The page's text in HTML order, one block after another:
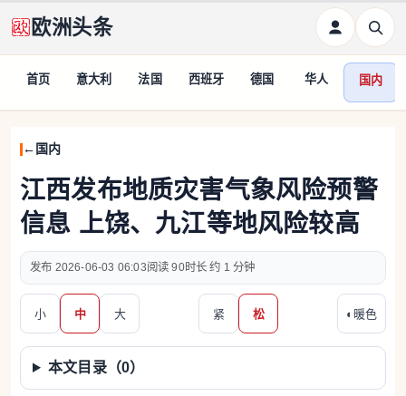
欧洲头条
首页 意大利 法国 西班牙 德国 华人 国内
国内
江西发布地质灾害气象风险预警
信息 上饶、九江等地风险较高
2026-06-03 06:03 90 约 1 分钟
小 中 大 紧 松 ◐ 暖色
本文目录（0）